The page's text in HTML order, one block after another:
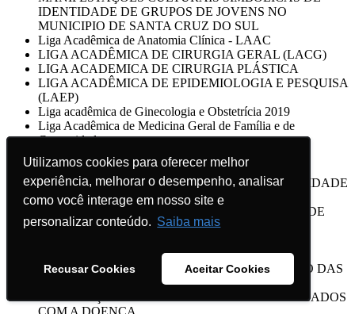
Utilizamos cookies para oferecer melhor
experiência, melhorar o desempenho, analisar
como você interage em nosso site e
personalizar conteúdo. Saiba mais
Recusar Cookies Aceitar Cookies
Utilizamos cookies para oferecer melhor
experiência, melhorar o desempenho, analisar
como você interage em nosso site e
personalizar conteúdo. Saiba mais
Recusar Cookies Aceitar Cookies
IDENTIDADE DE GRUPOS DE JOVENS NO
MUNICIPIO DE SANTA CRUZ DO SUL
Liga Acadêmica de Anatomia Clínica - LAAC
LIGA ACADÊMICA DE CIRURGIA GERAL (LACG)
LIGA ACADEMICA DE CIRURGIA PLÁSTICA
LIGA ACADÊMICA DE EPIDEMIOLOGIA E PESQUISA
(LAEP)
Liga acadêmica de Ginecologia e Obstetrícia 2019
Liga Acadêmica de Medicina Geral de Família e de
Comunidade
Liga Acadêmica de Patologia
LIGA ACADÊMICA DE PEDIATRIA
LIGA ACADÊMICA DO CÂNCER DA UNIVERSIDADE
DE SANTA CRUZ DO SUL
LIGA ACADÊMICA DO RIM - UNIVERSIDADE DE
SANTA CRUZ DO SUL - UNISC 2019
LIGA DE MEDICINA DE EMERGÊNCIA/2019
Liga de Otorrinolaringologia UNISC 2019 - ESTUDO DAS
TERAPIAS PRESCRITAS NA RINITE E
ORIENTAÇÕES AOS PACIENTES DIAGNOSTICADOS